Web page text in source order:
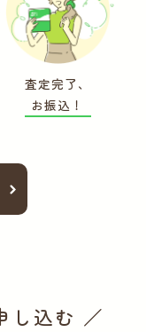
査定完了、
お振込！
し込む ／